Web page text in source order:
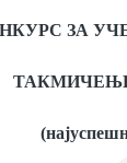
ЗА